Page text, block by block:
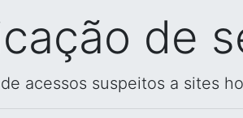
de
acessos suspeitos a sites